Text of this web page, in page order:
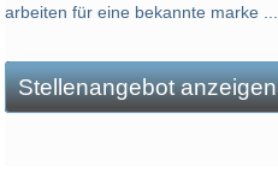
arbeiten für eine bekannte marke ...
Stellenangebot anzeigen